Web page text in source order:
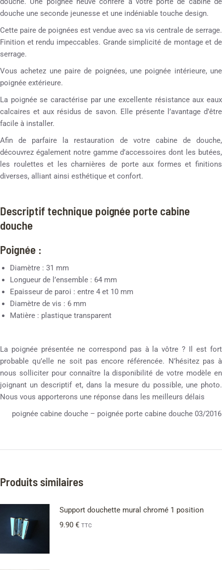
douche une seconde jeunesse et une indéniable touche design.
Cette paire de poignées est vendue avec sa vis centrale de serrage.
Finition et rendu impeccables. Grande simplicité de montage et de
serrage.
Vous achetez une paire de poignées, une poignée intérieure, une
poignée extérieure.
La poignée se caractérise par une excellente résistance aux eaux
calcaires et aux résidus de savon. Elle présente l’avantage d’être
facile à installer.
Afin de parfaire la restauration de votre cabine de douche,
découvrez également notre gamme d’accessoires dont les butées,
les roulettes et les charnières de porte aux formes et finitions
diverses, alliant ainsi esthétique et confort.
Descriptif technique poignée porte cabine
douche
Poignée :
Diamètre : 31 mm
Longueur de l’ensemble : 64 mm
Epaisseur de paroi : entre 4 et 10 mm
Diamètre de vis : 6 mm
Matière : plastique transparent
La poignée présentée ne correspond pas à la vôtre ? Il est fort
probable qu’elle ne soit pas encore référencée. N’hésitez pas à
nous solliciter pour connaître la disponibilité de votre modèle en
joignant un descriptif et, dans la mesure du possible, une photo.
Nous vous apporterons une réponse dans les meilleurs délais
poignée cabine douche – poignée porte cabine douche 03/2016
Produits similaires
Support douchette mural chromé 1 position
9.90 € TTC